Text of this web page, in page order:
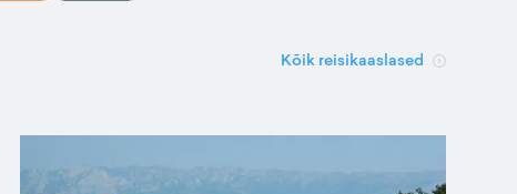
Kõik reisikaaslased